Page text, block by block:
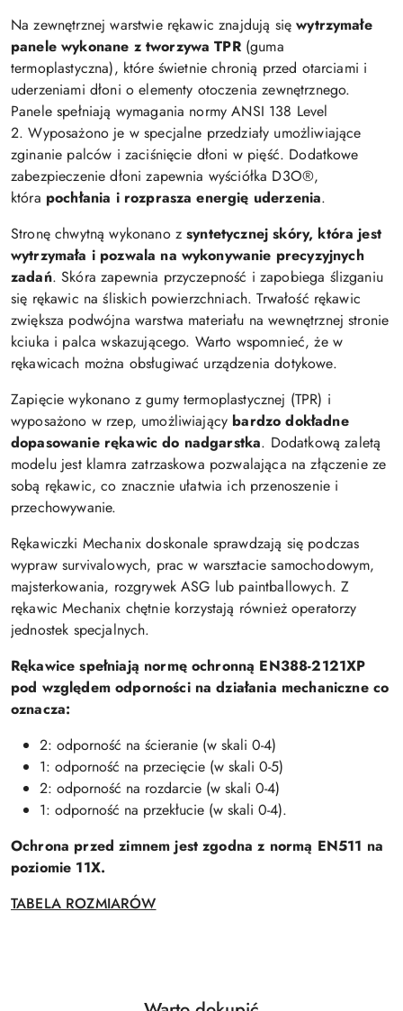
Na zewnętrznej warstwie rękawic znajdują sięwytrzymałe
panele wykonane z tworzywa TPR(guma
termoplastyczna), które świetnie chronią przed otarciami i
uderzeniami dłoni o elementy otoczenia zewnętrznego.
Panele spełniają wymagania normy ANSI 138 Level
2. Wyposażono je w specjalne przedziały umożliwiające
zginanie palców i zaciśnięcie dłoni w pięść. Dodatkowe
zabezpieczenie dłoni zapewnia wyściółka D3O®,
która pochłania i rozprasza energię uderzenia.
Stronę chwytną wykonano zsyntetycznej skóry, która jest
wytrzymała i pozwala na wykonywanie precyzyjnych
zadań. Skóra zapewnia przyczepność i zapobiega ślizganiu
się rękawic na śliskich powierzchniach. Trwałość rękawic
zwiększa podwójna warstwa materiału na wewnętrznej stronie
kciuka i palca wskazującego. Warto wspomnieć, że w
rękawicach można obsługiwać urządzenia dotykowe.
Zapięcie wykonano z gumy termoplastycznej (TPR) i
wyposażono w rzep, umożliwiający bardzo dokładne
dopasowanie rękawic do nadgarstka. Dodatkową zaletą
modelu jest klamra zatrzaskowa pozwalająca na złączenie ze
sobą rękawic, co znacznie ułatwia ich przenoszenie i
przechowywanie.
Rękawiczki Mechanix doskonale sprawdzają się podczas
wypraw survivalowych, prac w warsztacie samochodowym,
majsterkowania, rozgrywek ASG lub paintballowych. Z
rękawic Mechanix chętnie korzystają również operatorzy
jednostek specjalnych.
Rękawice spełniają normę ochronną EN388-2121XP
pod względem odporności na działania mechaniczne co
oznacza:
2: odporność na ścieranie (w skali 0-4)
1: odporność na przecięcie (w skali 0-5)
2: odporność na rozdarcie (w skali 0-4)
1: odporność na przekłucie (w skali 0-4).
Ochrona przed zimnem jest zgodna z normą EN511 na
poziomie 11X.
TABELA ROZMIARÓW